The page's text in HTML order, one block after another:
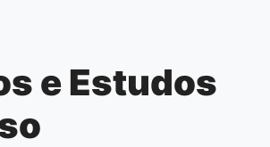
e Estudos